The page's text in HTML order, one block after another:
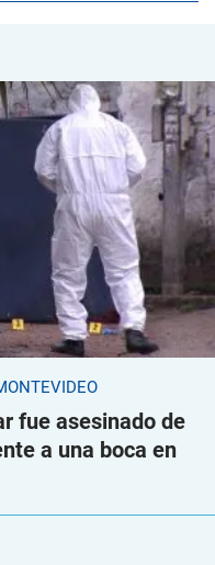
fue asesinado de
a una boca en